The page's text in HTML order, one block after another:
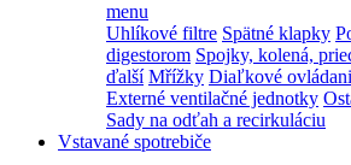
menu
Uhlíkové filtre Spätné klapky
digestorom Spojky, kolená,
ďalší Mřížky Diaľkové
Externé ventilačné jednotky
Sady na odťah a recirkuláciu
Vstavané spotrebiče